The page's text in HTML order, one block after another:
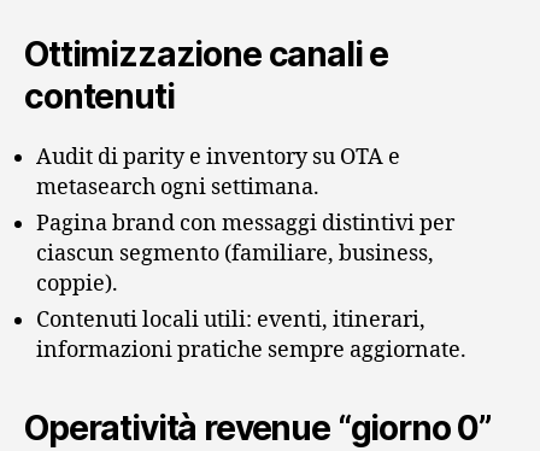
Ottimizzazione canali e
contenuti
Audit di parity e inventory su OTA e
metasearch ogni settimana.
Pagina brand con messaggi distintivi per
ciascun segmento (familiare, business,
coppie).
Contenuti locali utili: eventi, itinerari,
informazioni pratiche sempre aggiornate.
Operatività revenue “giorno 0”